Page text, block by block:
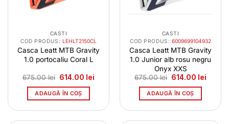
CASTI
COD PRODUS: LEHLT2150CL
Casca Leatt MTB Gravity
1.0 portocaliu Coral L
675.00lei Prețul
a
fost:
614.00 lei
ADAUGĂ ÎN COȘ
CASTI
COD PRODUS: 6009699104932
Casca Leatt MTB Gravity
1.0 Junior alb rosu negru
Onyx XXS
675.00lei Prețul
a
fost:
614.00 lei
ADAUGĂ ÎN COȘ